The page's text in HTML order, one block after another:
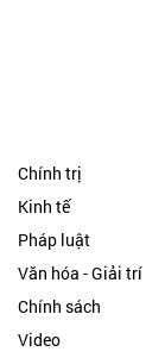
Chính trị
Kinh tế
Pháp luật
Văn hóa - Giải trí
Chính sách
Video